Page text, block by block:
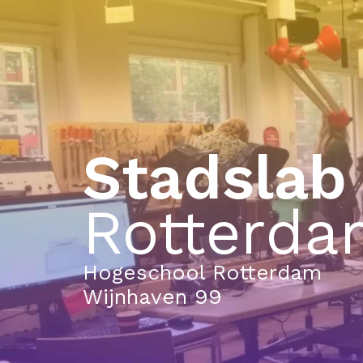
Stadslab
Hogeschool Rotterdam
Wijnhaven 99